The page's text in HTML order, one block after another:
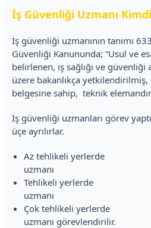
İş Güvenliği Uzmanı
İş güvenliği uzmanının tanımı
Güvenliği Kanununda; “Usul ve
belirlenen, iş sağlığı ve güvenliği
üzere bakanlıkça yetkilendirilmiş,
belgesine sahip, teknik
İş güvenliği uzmanları görev
üçe ayrılırlar.
Az tehlikeli yerlerde
uzmanı
Tehlikeli yerlerde B
uzmanı
Çok tehlikeli yerlerde
uzmanı görevlendirilir.